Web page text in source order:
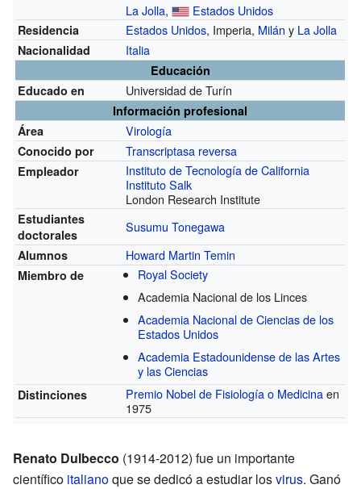
La Jolla, Estados Unidos
Residencia Estados Unidos, Imperia, Milán y La Jolla
Nacionalidad Italia
Educación
Educado en
Universidad de Turín
Información profesional
Área
Virología
Conocido por Transcriptasa reversa
Empleador
Instituto de Tecnología de California
Instituto Salk
London Research Institute
Estudiantes
doctorales
Susumu Tonegawa
Alumnos Howard Martin Temin
Miembro de
Royal Society
Academia Nacional de los Linces
Academia Nacional de Ciencias de los
Estados Unidos
Academia Estadounidense de las Artes
y las Ciencias
Distinciones Premio Nobel de Fisiología o Medicinaen
1975
Renato Dulbecco (1914-2012) fue un importante
científico italianoque se dedicó a estudiar losvirus. Ganó